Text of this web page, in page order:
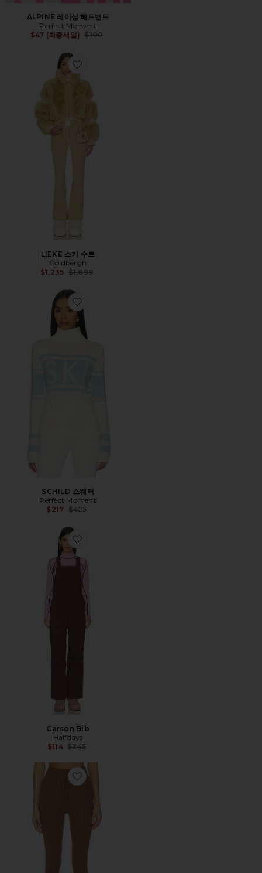
ALPINE 레이싱 헤드밴드
Perfect Moment
$47 (최종세일)
Previous price:
$100
Favorite LIEKE 스키 수트
LIEKE 스키 수트
Goldbergh
$1,235 Previous price:
$1,899
Favorite SCHILD 스웨터
SCHILD 스웨터
Perfect Moment
$217 Previous price:
$425
Favorite Carson Bib
Carson Bib
Halfdays
$114 Previous price:
$345
Favorite AIDEN 레깅스